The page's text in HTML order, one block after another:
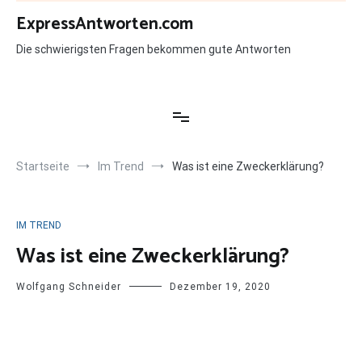
Zum
Inhalt
springen
ExpressAntworten.com
Die schwierigsten Fragen bekommen gute Antworten
Startseite Im Trend Was ist eine Zweckerklärung?
IM TREND
Was ist eine Zweckerklärung?
Wolfgang Schneider Dezember 19, 2020